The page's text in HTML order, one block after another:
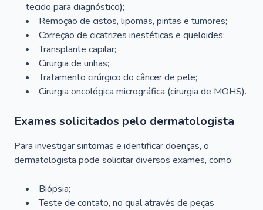
tecido para diagnóstico);
Remoção de cistos, lipomas, pintas e tumores;
Correção de cicatrizes inestéticas e queloides;
Transplante capilar;
Cirurgia de unhas;
Tratamento cirúrgico do câncer de pele;
Cirurgia oncológica micrográfica (cirurgia de MOHS).
Exames solicitados pelo dermatologista
Para investigar sintomas e identificar doenças, o
dermatologista pode solicitar diversos exames, como:
Biópsia;
Teste de contato, no qual através de peças